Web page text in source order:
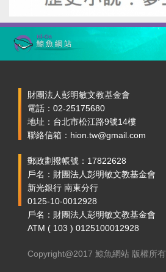
財團法人彭明敏文教基金會
電話：02-25175680
地址：台北市松江路9號14樓
聯絡信箱：hion.tw@gmail.com
郵政劃撥帳號：17822628
戶名：財團法人彭明敏文教基金會
新光銀行 南東分行
0125-10-0012928
戶名：財團法人彭明敏文教基金會
ATM ( 103 ) 0125100012928
Copyright@2017 鯨魚網站 版權所有